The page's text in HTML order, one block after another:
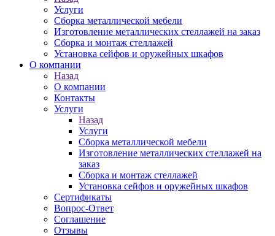
Услуги
Сборка металлической мебели
Изготовление металлических стеллажей на заказ
Сборка и монтаж стеллажей
Установка сейфов и оружейных шкафов
О компании
Назад
О компании
Контакты
Услуги
Назад
Услуги
Сборка металлической мебели
Изготовление металлических стеллажей на
заказ
Сборка и монтаж стеллажей
Установка сейфов и оружейных шкафов
Сертификаты
Вопрос-Ответ
Соглашение
Отзывы